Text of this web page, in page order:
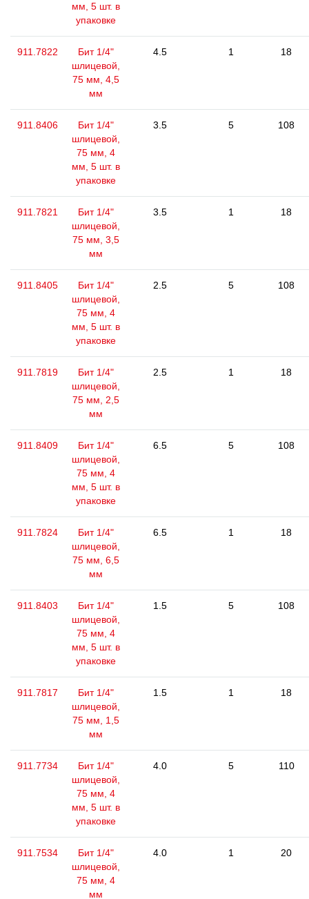
мм, 5 шт. в
упаковке
911.7822
Бит 1/4"
шлицевой,
75 мм, 4,5
мм
4.5 1 18
911.8406
Бит 1/4"
шлицевой,
75 мм, 4
мм, 5 шт. в
упаковке
3.5 5 108
911.7821
Бит 1/4"
шлицевой,
75 мм, 3,5
мм
3.5 1 18
911.8405
Бит 1/4"
шлицевой,
75 мм, 4
мм, 5 шт. в
упаковке
2.5 5 108
911.7819
Бит 1/4"
шлицевой,
75 мм, 2,5
мм
2.5 1 18
911.8409
Бит 1/4"
шлицевой,
75 мм, 4
мм, 5 шт. в
упаковке
6.5 5 108
911.7824
Бит 1/4"
шлицевой,
75 мм, 6,5
мм
6.5 1 18
911.8403
Бит 1/4"
шлицевой,
75 мм, 4
мм, 5 шт. в
упаковке
1.5 5 108
911.7817
Бит 1/4"
шлицевой,
75 мм, 1,5
мм
1.5 1 18
911.7734
Бит 1/4"
шлицевой,
75 мм, 4
мм, 5 шт. в
упаковке
4.0 5 110
911.7534
Бит 1/4"
шлицевой,
75 мм, 4
мм
4.0 1 20